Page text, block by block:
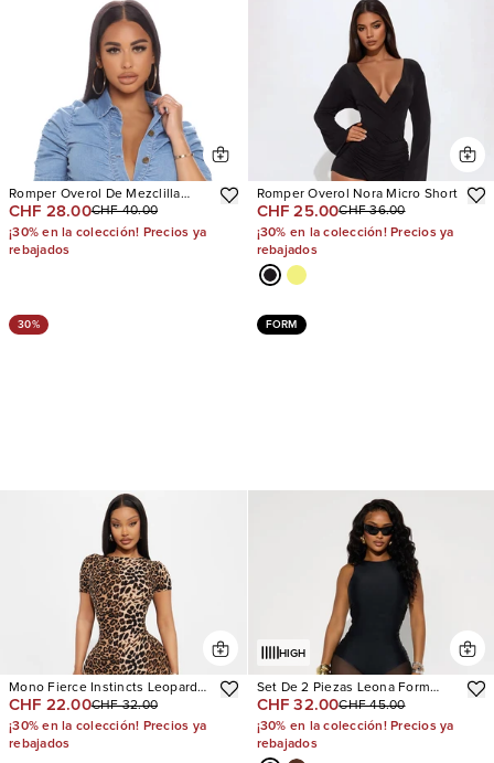
Romper Overol De Mezclilla
Ready For Brunch
CHF 28.00CHF 40.00
¡30% en la colección! Precios ya
rebajados
Romper Overol Nora Micro Short
CHF 25.00CHF 36.00
¡30% en la colección! Precios ya
rebajados
30%
Mono Fierce Instincts Leopard
Capri
CHF 22.00CHF 32.00
¡30% en la colección! Precios ya
rebajados
FORM
HIGH
Set De 2 Piezas Leona Form
Double Lined
CHF 32.00CHF 45.00
¡30% en la colección! Precios ya
rebajados